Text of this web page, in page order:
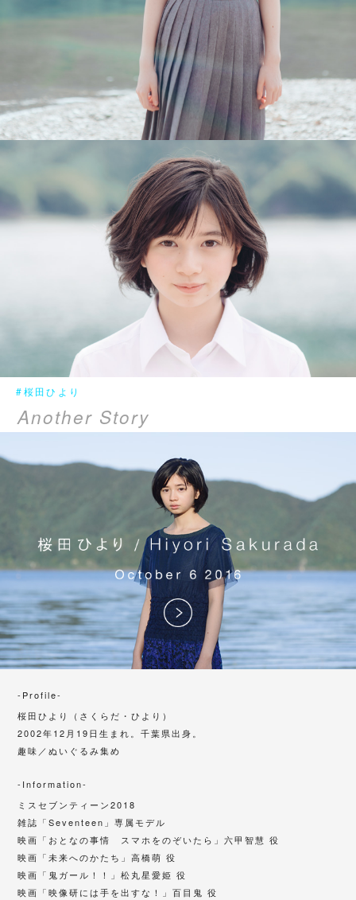
#桜田ひより
Another Story
-Profile-
桜田ひより（さくらだ・ひより）
2002年12月19日生まれ。千葉県出身。
趣味／ぬいぐるみ集め
-Information-
ミスセブンティーン2018
雑誌「Seventeen」専属モデル
映画「おとなの事情 スマホをのぞいたら」六甲智慧 役
映画「未来へのかたち」高橋萌 役
映画「鬼ガール！！」松丸星愛姫 役
映画「映像研には手を出すな！」百目鬼 役